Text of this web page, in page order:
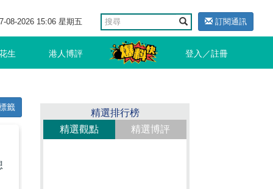
08-2026 15:06 星期五 訂閱通訊
生 港人博評 登入／註冊
籤
精選排行榜
精選觀點
精選博評